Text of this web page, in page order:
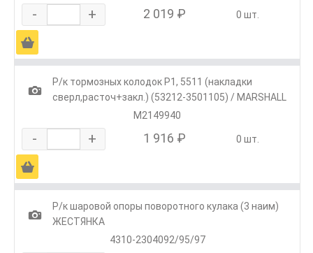
- + 2 019 ₽ 0 шт.
Ä
1
Р/к тормозных колодок Р1, 5511 (накладки
сверл,расточ+закл.) (53212-3501105) / MARSHALL
M2149940
- + 1 916 ₽ 0 шт.
Ä
1
Р/к шаровой опоры поворотного кулака (3 наим)
ЖЕСТЯНКА
4310-2304092/95/97